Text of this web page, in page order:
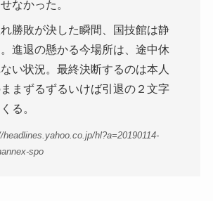
なかった。
勝敗が決した瞬間、国技館は静
進退の懸かる今場所は、途中休
い状況。最終決断するのは本人
まずるずるいけば引退の２文字
る。
hl?a=20190114-
spo